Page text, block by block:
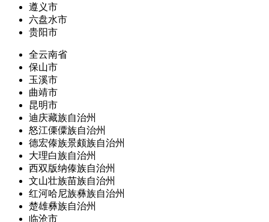
遵义市
六盘水市
贵阳市
全云南省
保山市
玉溪市
曲靖市
昆明市
迪庆藏族自治州
怒江傈僳族自治州
德宏傣族景颇族自治州
大理白族自治州
西双版纳傣族自治州
文山壮族苗族自治州
红河哈尼族彝族自治州
楚雄彝族自治州
临沧市